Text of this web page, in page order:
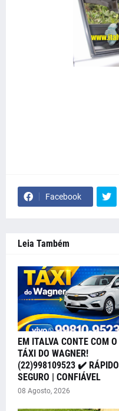
Facebook
Leia Também
EM ITALVA CONTE COM O
TÁXI DO WAGNER!
(22)998109523 ✔️ RÁPIDO |
SEGURO | CONFIÁVEL
08 Agosto, 2026